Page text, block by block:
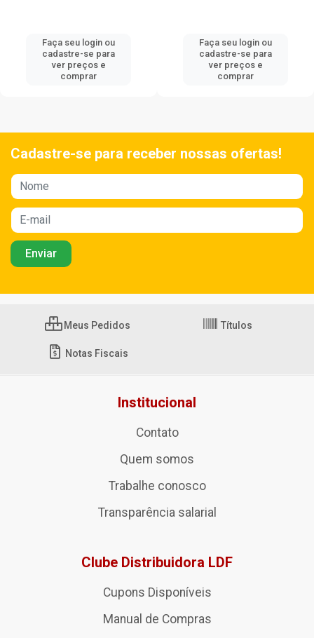
Faça seu login ou
cadastre-se para
ver preços e
comprar
Faça seu login ou
cadastre-se para
ver preços e
comprar
Cadastre-se para receber nossas ofertas!
Meus Pedidos Títulos
Notas Fiscais
Institucional
Contato
Quem somos
Trabalhe conosco
Transparência salarial
Clube Distribuidora LDF
Cupons Disponíveis
Manual de Compras